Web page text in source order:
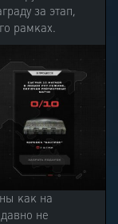
за этап,
рамках.
как на
не